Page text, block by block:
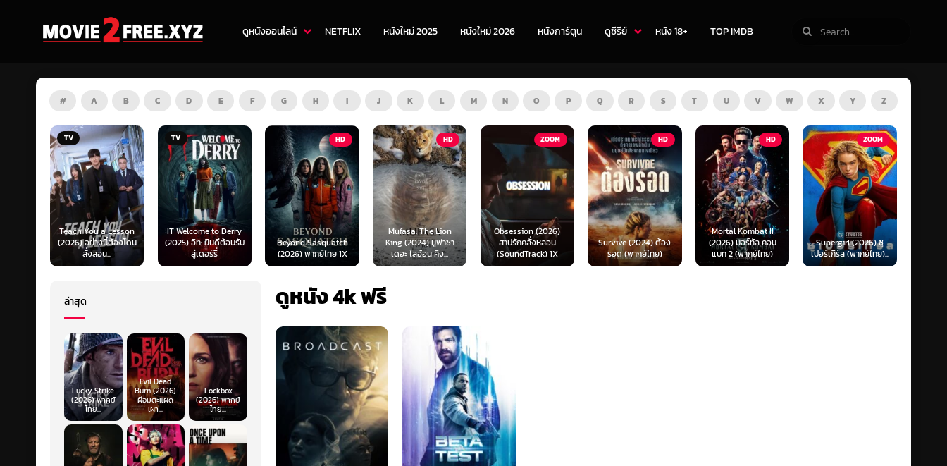
ดูหนังออนไลน์ NETFLIX หนังใหม่ 2025 หนังใหม่ 2026 หนังการ์ตูน ดูซีรีย์ หนัง 18+ TOP IMDB
# A B C D E F G H I J K L M N O P Q R S T U V W X Y Z
TV
IT Welcome to Derry
(2025) อิท: ยินดีต้อนรับ
สู่เดอร์รี่
HD
Beyond Sasquatch
(2026) พากย์ไทย 1X
HD
Mufasa: The Lion
King (2024) มูฟาซา
เดอะ ไลอ้อน คิง...
ZOOM
Obsession (2026)
สาปรักคลั่งหลอน
(SoundTrack) 1X
HD
Survive (2024) ต้อง
รอด (พากย์ไทย)
HD
Mortal Kombat II
(2026) มอร์ทัล คอม
แบท 2 (พากย์ไทย)
ZOOM
Supergirl (2026) ซู
เปอร์เกิร์ล (พากย์ไทย)...
HD
The Thursday
Murder Club (2025)
ชมรมไขคดีฆาตกรรมวัน
พฤหัส...
ดูหนัง 4k ฟรี
ล่าสุด
Lucky Strike
(2026) พากย์
ไทย...
Evil Dead
Burn (2026)
ผีอมตะแผด
เผา...
Lockbox
(2026) พากย์
ไทย...